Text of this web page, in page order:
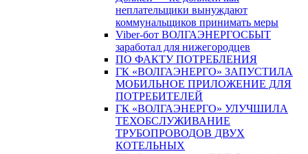
неплательщики вынуждают
коммунальщиков принимать меры
Viber-бот ВОЛГАЭНЕРГОСБЫТ
заработал для нижегородцев
ПО ФАКТУ ПОТРЕБЛЕНИЯ
ГК «ВОЛГАЭНЕРГО» ЗАПУСТИЛА
МОБИЛЬНОЕ ПРИЛОЖЕНИЕ ДЛЯ
ПОТРЕБИТЕЛЕЙ
ГК «ВОЛГАЭНЕРГО» УЛУЧШИЛА
ТЕХОБСЛУЖИВАНИЕ
ТРУБОПРОВОДОВ ДВУХ
КОТЕЛЬНЫХ